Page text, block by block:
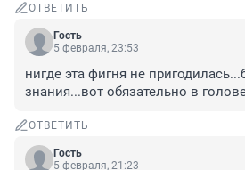
ОТВЕТИТЬ
Гость
5 февраля, 23:53
нигде эта фигня не
знания...вот обязательно в
ОТВЕТИТЬ
Гость
5 февраля, 21:23